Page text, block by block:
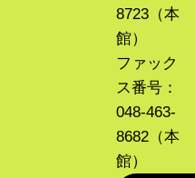
8723（本
館）
ファック
ス番号：
048-463-
8682（本
館）